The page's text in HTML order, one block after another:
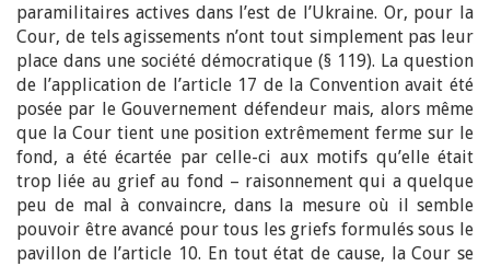
paramilitaires actives dans l’est de l’Ukraine. Or, pour la
Cour, de tels agissements n’ont tout simplement pas leur
place dans une société démocratique (§ 119). La question
de l’application de l’article 17 de la Convention avait été
posée par le Gouvernement défendeur mais, alors même
que la Cour tient une position extrêmement ferme sur le
fond, a été écartée par celle-ci aux motifs qu’elle était
trop liée au grief au fond – raisonnement qui a quelque
peu de mal à convaincre, dans la mesure où il semble
pouvoir être avancé pour tous les griefs formulés sous le
pavillon de l’article 10. En tout état de cause, la Cour se